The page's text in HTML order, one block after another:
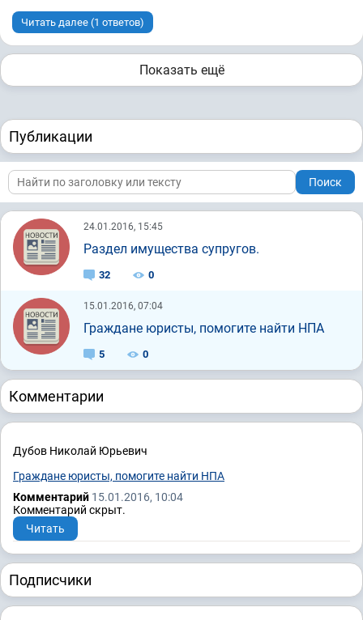
Читать далее (1 ответов)
Показать ещё
Публикации
Поиск
24.01.2016, 15:45
Раздел имущества супругов.
32 0
15.01.2016, 07:04
Граждане юристы, помогите найти НПА
5 0
Комментарии
Дубов Николай Юрьевич
Граждане юристы, помогите найти НПА
Комментарий 15.01.2016, 10:04
Комментарий скрыт.
Читать
Подписчики